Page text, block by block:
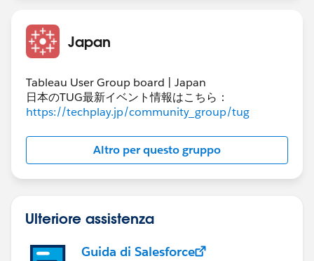
Japan
Tableau User Group board | Japan
日本のTUG最新イベント情報はこちら：
https://techplay.jp/community_group/tug
Altro per questo gruppo
Ulteriore assistenza
Guida di Salesforce